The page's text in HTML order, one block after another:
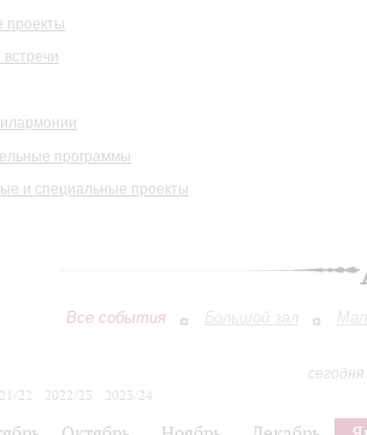
проекты
встречи
программы
и специальные проекты
Все события Большой зал
22 2022/23
2023/24